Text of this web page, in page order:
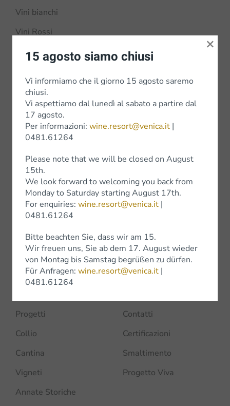
Vini bianchi
Vini Rossi
Wine Experience
Shop
Shop Online
Bottega Venica
Negozi
Home
I Venica
Progetti
Collio
Cantina
Vigneti
Annate Storiche
Premi
Experience
Contatti
Certificazioni
Smaltimento
Progetto Viva
15 agosto siamo chiusi
Vi informiamo che il giorno 15 agosto saremo
chiusi.
Vi aspettiamo dal lunedì al sabato a partire dal
17 agosto.
Per informazioni: wine.resort@venica.it |
0481.61264
Please note that we will be closed on August
15th.
We look forward to welcoming you back from
Monday to Saturday starting August 17th.
For enquiries: wine.resort@venica.it |
0481.61264
Bitte beachten Sie, dass wir am 15.
Wir freuen uns, Sie ab dem 17. August wieder
von Montag bis Samstag begrüßen zu dürfen.
Für Anfragen: wine.resort@venica.it |
0481.61264
×